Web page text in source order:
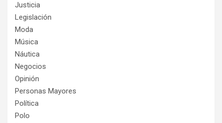
Justicia
Legislación
Moda
Música
Náutica
Negocios
Opinión
Personas Mayores
Política
Polo